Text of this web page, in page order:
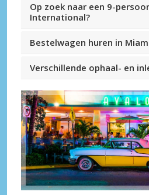
Op zoek naar een 9-
International?
Bestelwagen huren in
Verschillende ophaal- en